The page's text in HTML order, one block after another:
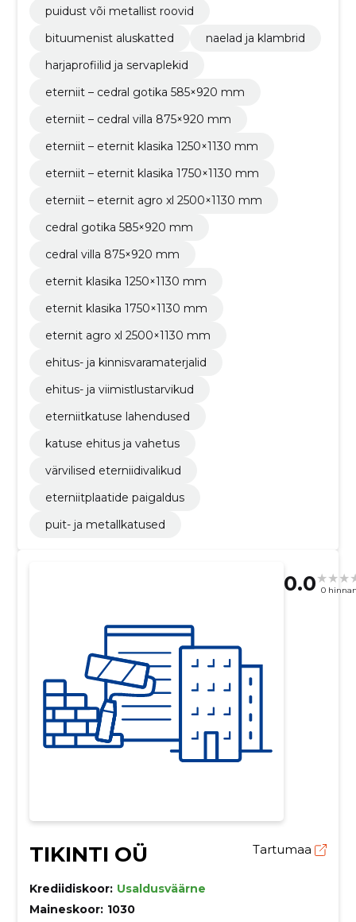
puidust või metallist roovid
bituumenist aluskatted
naelad ja klambrid
harjaprofiilid ja servaplekid
eterniit – cedral gotika 585×920 mm
eterniit – cedral villa 875×920 mm
eterniit – eternit klasika 1250×1130 mm
eterniit – eternit klasika 1750×1130 mm
eterniit – eternit agro xl 2500×1130 mm
cedral gotika 585×920 mm
cedral villa 875×920 mm
eternit klasika 1250×1130 mm
eternit klasika 1750×1130 mm
eternit agro xl 2500×1130 mm
ehitus- ja kinnisvaramaterjalid
ehitus- ja viimistlustarvikud
eterniitkatuse lahendused
katuse ehitus ja vahetus
värvilised eterniidivalikud
eterniitplaatide paigaldus
puit- ja metallkatused
0.0 0
TIKINTI OÜ Tartumaa
Krediidiskoor: Usaldusväärne
Maineskoor: 1030